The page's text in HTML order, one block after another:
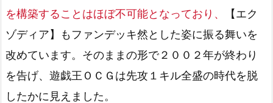
を構築することはほぼ不可能となっており、
【エク
ゾディア】もファンデッキ然とした姿に振る舞いを
改めています。そのままの形で２００２年が終わり
を告げ、遊戯王ＯＣＧは先攻１キル全盛の時代を脱
したかに見えました。